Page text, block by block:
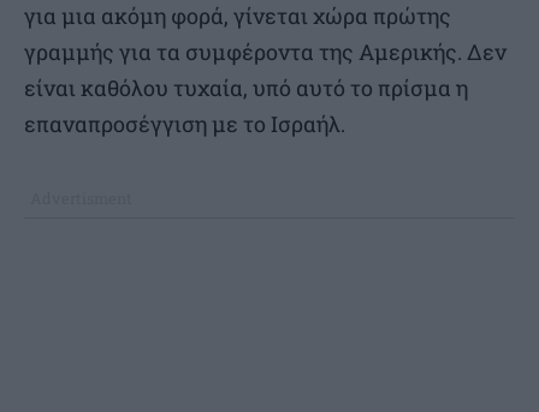
για μια ακόμη φορά, γίνεται χώρα πρώτης
γραμμής για τα συμφέροντα της Αμερικής. Δεν
είναι καθόλου τυχαία, υπό αυτό το πρίσμα η
επαναπροσέγγιση με το Ισραήλ.